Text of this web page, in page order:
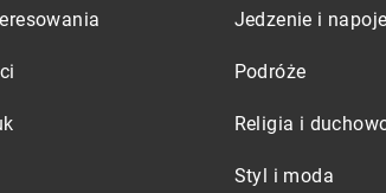
Jedzenie i napoje
Podróże
Religia i
Styl i moda